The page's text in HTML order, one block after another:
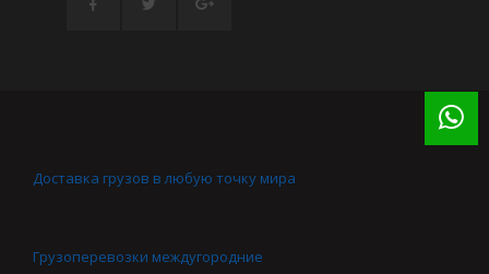
Доставка грузов в любую точку мира
Грузоперевозки междугородние